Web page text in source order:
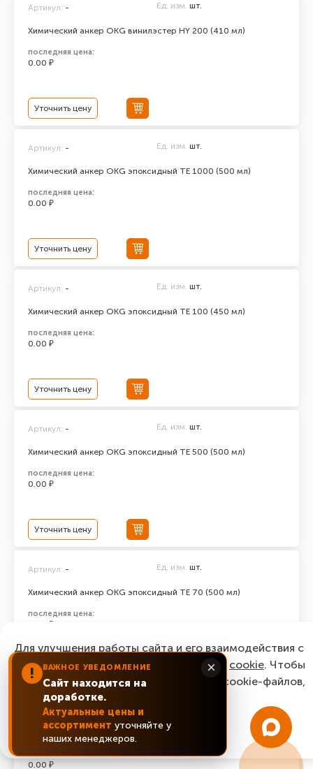
Химический анкер ОКG винилэстер HY 200 (410 мл)
Артикул: - Ед. изм. шт.
последняя цена:
0.00 ₽
Уточнить цену
Химический анкер ОКG эпоксидный ТЕ 1000 (500 мл)
Артикул: - Ед. изм. шт.
последняя цена:
0.00 ₽
Уточнить цену
Химический анкер ОКG эпоксидный ТЕ 100 (450 мл)
Артикул: - Ед. изм. шт.
последняя цена:
0.00 ₽
Уточнить цену
Химический анкер ОКG эпоксидный ТЕ 500 (500 мл)
Артикул: - Ед. изм. шт.
последняя цена:
0.00 ₽
Уточнить цену
Химический анкер ОКG эпоксидный ТЕ 70 (500 мл)
Артикул: - Ед. изм. шт.
последняя цена:
0.00 ₽
Уточнить цену
Химический анкер ОКG эпоксидный ТЕ 100 (500 мл)
Артикул: -
последняя цена:
0.00 ₽
! ВАЖНОЕ УВЕДОМЛЕНИЕ
Сайт находится на
доработке.
Актуальные цены и
ассортимент уточняйте у
наших менеджеров.
×
Для улучшения работы сайта и его взаимодействия с
пользователями мы используем файлы cookie. Чтобы
согласиться с нашим использованием cookie-файлов,
нажмите “Ок, понятно!”
ОК, понятно!